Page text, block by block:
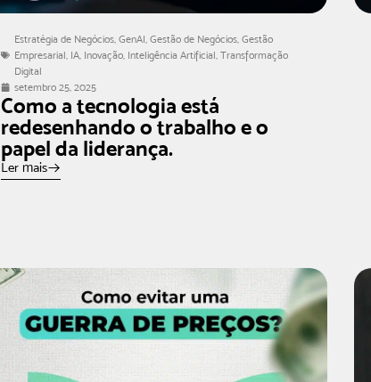
Estratégia de Negócios, GenAI, Gestão de Negócios, Gestão
Empresarial, IA, Inovação, Inteligência Artificial, Transformação
Digital
setembro 25, 2025
Como a tecnologia está
redesenhando o trabalho e o
papel da liderança.
Ler mais